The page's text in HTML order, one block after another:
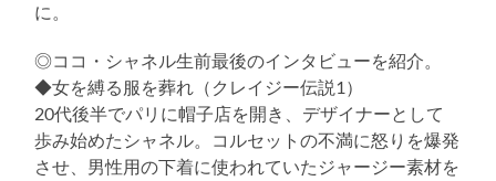
に。
◎ココ・シャネル生前最後のインタビューを紹介。
◆女を縛る服を葬れ（クレイジー伝説1）
20代後半でパリに帽子店を開き、デザイナーとして
歩み始めたシャネル。コルセットの不満に怒りを爆発
させ、男性用の下着に使われていたジャージー素材を